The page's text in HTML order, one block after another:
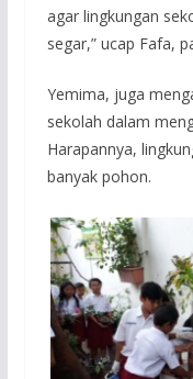
agar lingkungan
segar,” ucap Fafa,
Yemima, juga
sekolah dalam
Harapannya,
banyak pohon.